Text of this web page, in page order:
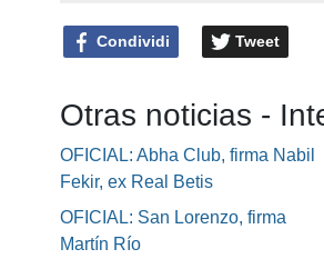
Condividi Tweet
Otras noticias -
OFICIAL: Abha Club, firma Nabil
Fekir, ex Real Betis
OFICIAL: San Lorenzo, firma
Martín Río